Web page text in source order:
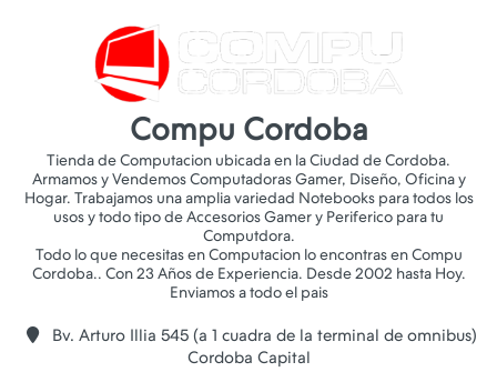
Compu Cordoba
Tienda de Computacion ubicada en la Ciudad de Cordoba.
Armamos y Vendemos Computadoras Gamer, Diseño, Oficina y
Hogar. Trabajamos una amplia variedad Notebooks para todos los
usos y todo tipo de Accesorios Gamer y Periferico para tu
Computdora.
Todo lo que necesitas en Computacion lo encontras en Compu
Cordoba.. Con 23 Años de Experiencia. Desde 2002 hasta Hoy.
Enviamos a todo el pais
Bv. Arturo Illia 545 (a 1 cuadra de la terminal de omnibus)
Cordoba Capital